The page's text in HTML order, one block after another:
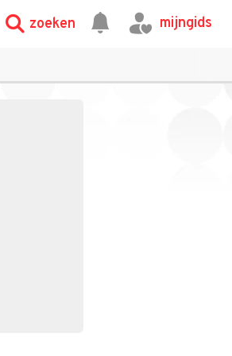
zoeken mijngids